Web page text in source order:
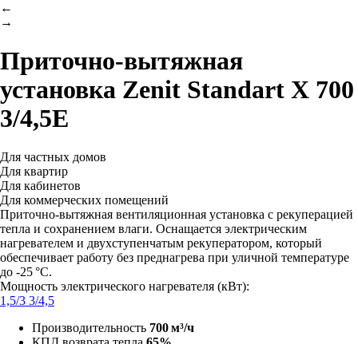
←
→
Приточно-вытяжная
установка Zenit Standart X 700
3/4,5E
Для частных домов
Для квартир
Для кабинетов
Для коммерческих помещений
Приточно-вытяжная вентиляционная установка с рекуперацией
тепла и сохранением влаги. Оснащается электрическим
нагревателем и двухступенчатым рекуператором, который
обеспечивает работу без преднагрева при уличной температуре
до -25 °C.
Мощность электрического нагревателя (кВт):
1,5/3 3/4,5
Производительность 700 м³/ч